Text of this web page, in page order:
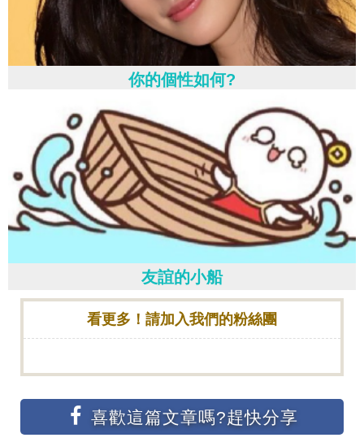
你的個性如何?
友誼的小船
看更多！請加入我們的粉絲團